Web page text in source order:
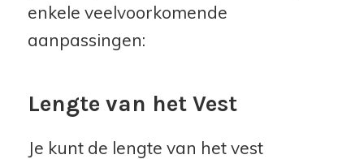
enkele veelvoorkomende
aanpassingen:
Lengte van het Vest
Je kunt de lengte van het vest